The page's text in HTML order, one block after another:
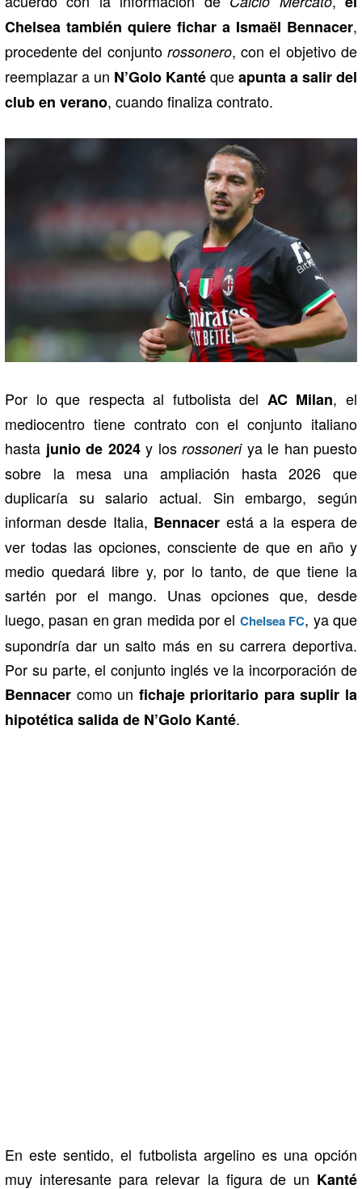
Chelsea también quiere fichar a Ismaël Bennacer,
procedente del conjunto rossonero, con el objetivo de
reemplazar a un N’Golo Kantéqueapunta a salir del
club en verano, cuando finaliza contrato.
Por lo que respecta al futbolista del AC Milan, el
mediocentro tiene contrato con el conjunto italiano
hasta junio de 2024y los rossoneriya le han puesto
sobre la mesa una ampliación hasta 2026 que
duplicaría su salario actual. Sin embargo, según
informan desde Italia, Bennacer está a la espera de
ver todas las opciones, consciente de que en año y
medio quedará libre y, por lo tanto, de que tiene la
sartén por el mango. Unas opciones que, desde
luego, pasan en gran medida por el Chelsea FC, ya que
supondría dar un salto más en su carrera deportiva.
Por su parte, el conjunto inglés ve la incorporación de
Bennacer como un fichaje prioritario para suplir la
hipotética salida de N’Golo Kanté.
En este sentido, el futbolista argelino es una opción
muy interesante para relevar la figura de un Kanté